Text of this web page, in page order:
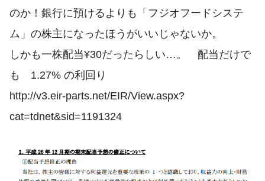
のか！銀行に預けるよりも「フジオフードシステ
ム」の株主になったほうがいいじゃないか。
しかも一株配当¥30だったらしい…。 配当だけで
も 1.27% の利回り
http://v3.eir-parts.net/EIR/View.aspx?
cat=tdnet&sid=1191324